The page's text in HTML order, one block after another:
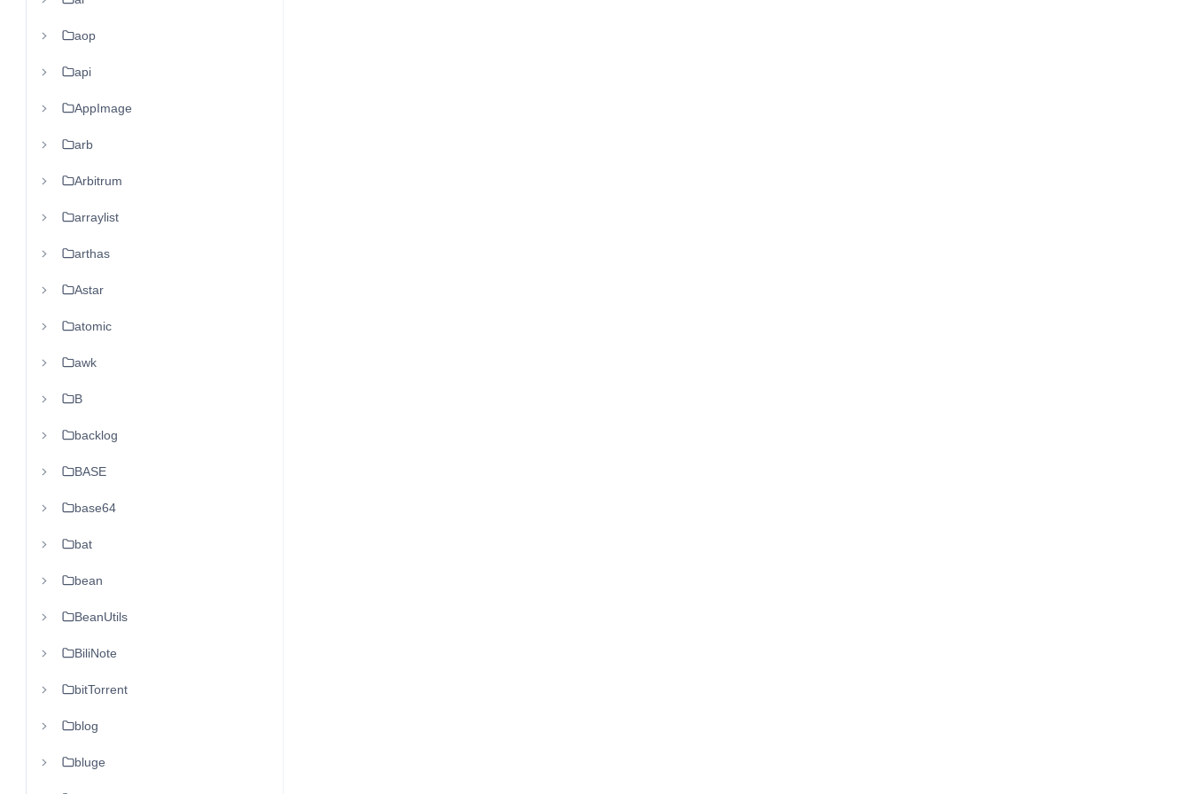
aop
api
AppImage
arb
Arbitrum
arraylist
arthas
Astar
atomic
awk
B
backlog
BASE
base64
bat
bean
BeanUtils
BiliNote
bitTorrent
blog
bluge